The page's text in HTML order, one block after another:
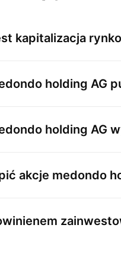
kapitalizacja
holding AG
holding AG
akcje medondo